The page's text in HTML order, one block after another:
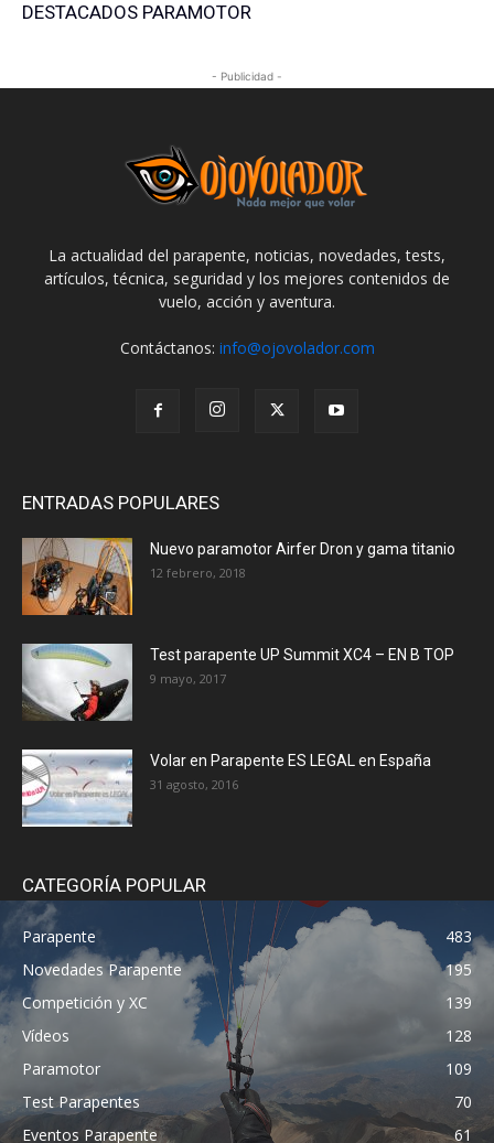
DESTACADOS PARAMOTOR
- Publicidad -
La actualidad del parapente, noticias, novedades, tests,
artículos, técnica, seguridad y los mejores contenidos de
vuelo, acción y aventura.
Contáctanos: info@ojovolador.com
ENTRADAS POPULARES
Nuevo paramotor Airfer Dron y gama titanio
12 febrero, 2018
Test parapente UP Summit XC4 – EN B TOP
9 mayo, 2017
Volar en Parapente ES LEGAL en España
31 agosto, 2016
CATEGORÍA POPULAR
Parapente
483
Novedades Parapente
195
Competición y XC
139
Vídeos
128
Paramotor
109
Test Parapentes
70
Eventos Parapente
61